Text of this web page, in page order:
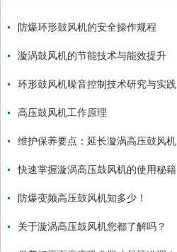
防爆环形鼓风机的安全操作规程
漩涡鼓风机的节能技术与能效提升
环形鼓风机噪音控制技术研究与实践
高压鼓风机工作原理
快速掌握漩涡高压鼓风机的使用秘籍
防爆变频高压鼓风机知多少！
关于漩涡高压鼓风机您都了解吗？